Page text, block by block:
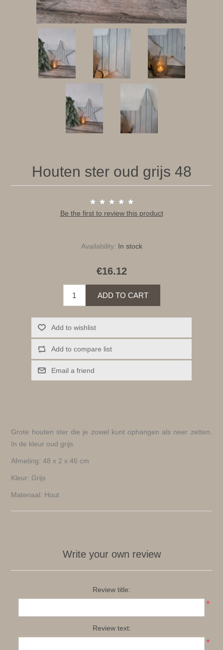
Houten ster oud grijs 48
Be the first to review this product
Availability: In stock
€16.12
ADD TO CART
Add to wishlist
Add to compare list
Email a friend
Grote houten ster die je zowel kunt ophangen als neer zetten.
In de kleur oud grijs.
Afmeting: 48 x 2 x 46 cm
Kleur: Grijs
Materiaal: Hout
Write your own review
Review title:
*
Review text:
*